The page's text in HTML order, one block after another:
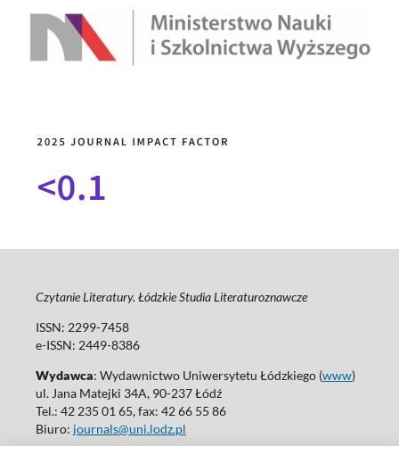
Czytanie Literatury. Łódzkie Studia Literaturoznawcze
ISSN: 2299-7458
e-ISSN: 2449-8386
Wydawca: Wydawnictwo Uniwersytetu Łódzkiego (www)
ul. Jana Matejki 34A, 90-237 Łódź
Tel.: 42 235 01 65, fax: 42 66 55 86
Biuro: journals@uni.lodz.pl